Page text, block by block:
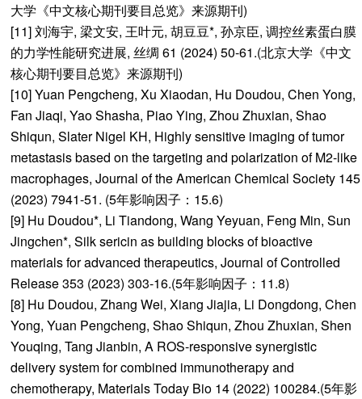
大学《中文核心期刊要目总览》来源期刊)
[11] 刘海宇, 梁文安, 王叶元, 胡豆豆*, 孙京臣, 调控丝素蛋白膜
的力学性能研究进展, 丝绸 61 (2024) 50-61.(北京大学《中文
核心期刊要目总览》来源期刊)
[10] Yuan Pengcheng, Xu Xiaodan, Hu Doudou, Chen Yong,
Fan Jiaqi, Yao Shasha, Piao Ying, Zhou Zhuxian, Shao
Shiqun, Slater Nigel KH, Highly sensitive imaging of tumor
metastasis based on the targeting and polarization of M2-like
macrophages, Journal of the American Chemical Society 145
(2023) 7941-51. (5年影响因子：15.6)
[9] Hu Doudou*, Li Tiandong, Wang Yeyuan, Feng Min, Sun
Jingchen*, Silk sericin as building blocks of bioactive
materials for advanced therapeutics, Journal of Controlled
Release 353 (2023) 303-16.(5年影响因子：11.8)
[8] Hu Doudou, Zhang Wei, Xiang Jiajia, Li Dongdong, Chen
Yong, Yuan Pengcheng, Shao Shiqun, Zhou Zhuxian, Shen
Youqing, Tang Jianbin, A ROS-responsive synergistic
delivery system for combined immunotherapy and
chemotherapy, Materials Today Bio 14 (2022) 100284.(5年影